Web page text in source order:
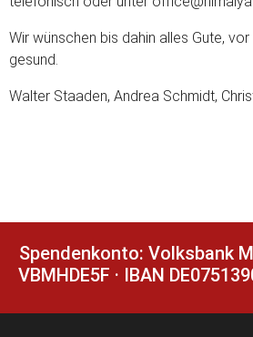
Wir wünschen bis dahin alles Gute,
gesund.
Walter Staaden, Andrea Schmidt,
Spendenkonto: Volksbank
VBMHDE5F · IBAN